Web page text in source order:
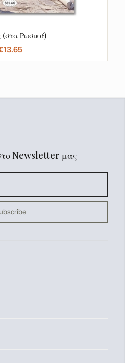
Ρωσικά)
13.65
Newsletter μας